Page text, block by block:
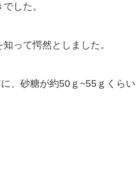
した。
って愕然としました。
、砂糖が約50ｇ~55ｇくらい